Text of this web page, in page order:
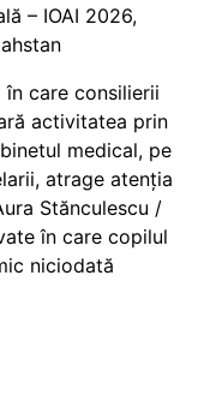
– IOAI 2026,
care consilierii
activitatea prin
medical, pe
atrage atenția
Stănculescu /
în care copilul
niciodată